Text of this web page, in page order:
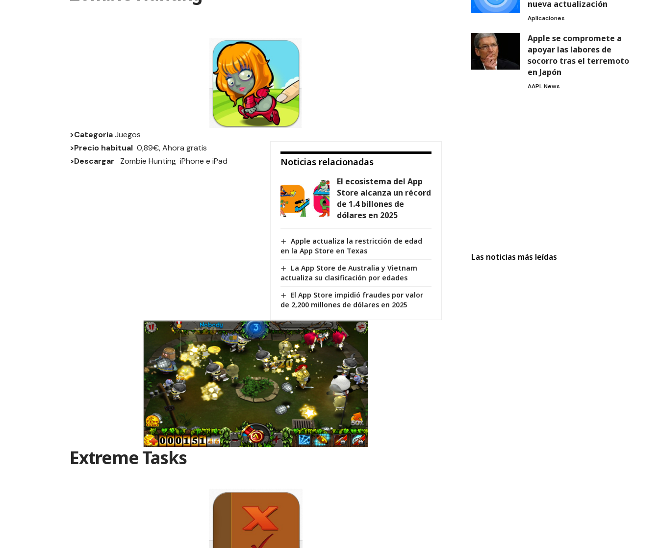
>CategoriaJuegos
Noticias relacionadas
El ecosistema del App
Store alcanza un récord
de 1.4 billones de
dólares en 2025
Apple actualiza la restricción de edad
en la App Store en Texas
La App Store de Australia y Vietnam
actualiza su clasificación por edades
El App Store impidió fraudes por valor
de 2,200 millones de dólares en 2025
>Precio habitual 0,89€, Ahora gratis
>Descargar
Zombie Hunting iPhone e iPad
Extreme Tasks
nueva actualización
Aplicaciones
Apple se compromete a
apoyar las labores de
socorro tras el terremoto
en Japón
AAPL News
Las noticias más leídas